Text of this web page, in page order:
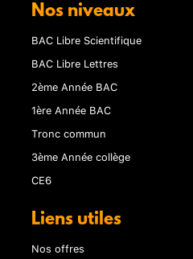
Nos niveaux
BAC Libre Scientifique
BAC Libre Lettres
2ème Année BAC
1ère Année BAC
Tronc commun
3ème Année collège
CE6
Liens utiles
Nos offres